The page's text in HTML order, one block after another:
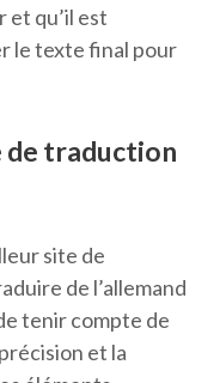
qu’il est
le texte final pour
de traduction
site de
de l’allemand
tenir compte de
et la